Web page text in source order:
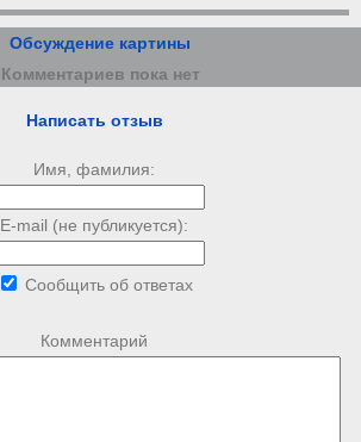
Обсуждение картины
Комментариев пока нет
Написать отзыв
Имя, фамилия:
E-mail (не публикуется):
Сообщить об ответах
Комментарий